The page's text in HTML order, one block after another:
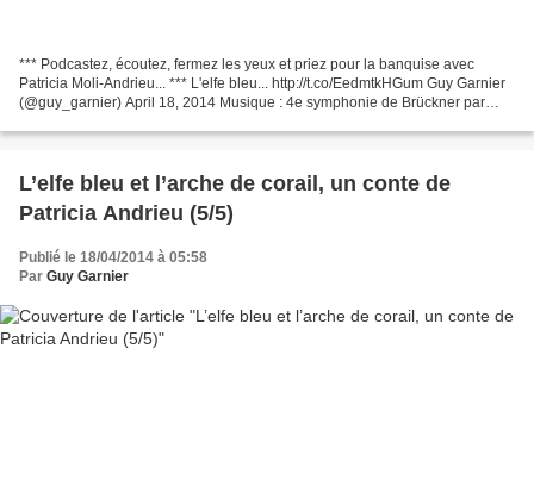
*** Podcastez, écoutez, fermez les yeux et priez pour la banquise avec
Patricia Moli-Andrieu... *** L'elfe bleu... http://t.co/EedmtkHGum Guy Garnier
(@guy_garnier) April 18, 2014 Musique : 4e symphonie de Brückner par
L’elfe bleu et l’arche de corail, un conte de
Patricia Andrieu (5/5)
Publié le 18/04/2014 à 05:58
Par Guy Garnier